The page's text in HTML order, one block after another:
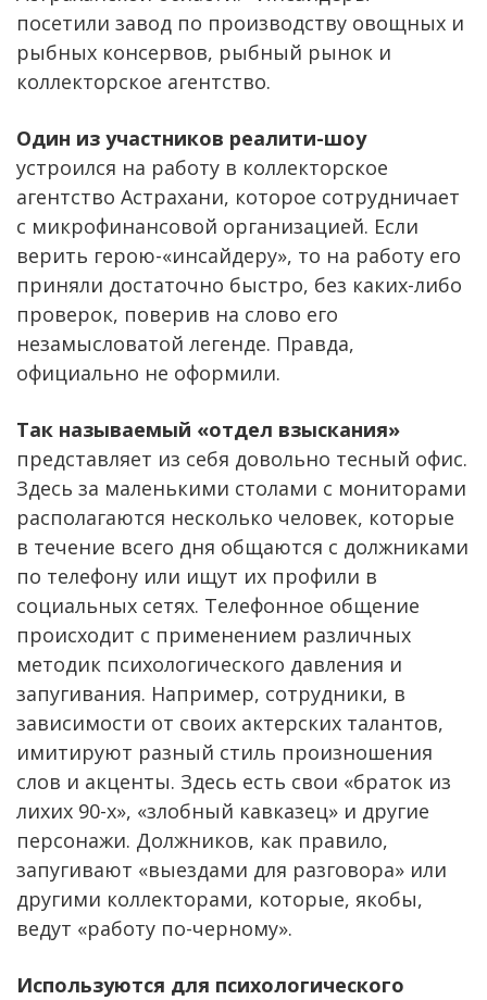
посетили завод по производству овощных и
рыбных консервов, рыбный рынок и
коллекторское агентство.
Один из участников реалити-шоу
устроился на работу в коллекторское
агентство Астрахани, которое сотрудничает
с микрофинансовой организацией. Если
верить герою-«инсайдеру», то на работу его
приняли достаточно быстро, без каких-либо
проверок, поверив на слово его
незамысловатой легенде. Правда,
официально не оформили.
Так называемый «отдел взыскания»
представляет из себя довольно тесный офис.
Здесь за маленькими столами с мониторами
располагаются несколько человек, которые
в течение всего дня общаются с должниками
по телефону или ищут их профили в
социальных сетях. Телефонное общение
происходит с применением различных
методик психологического давления и
запугивания. Например, сотрудники, в
зависимости от своих актерских талантов,
имитируют разный стиль произношения
слов и акценты. Здесь есть свои «браток из
лихих 90-х», «злобный кавказец» и другие
персонажи. Должников, как правило,
запугивают «выездами для разговора» или
другими коллекторами, которые, якобы,
ведут «работу по-черному».
Используются для психологического